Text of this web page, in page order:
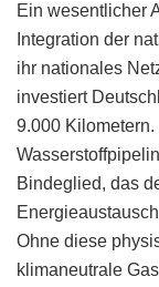
Ein wesentlicher
Integration der
ihr nationales
investiert
9.000
Bindeglied, das
Ohne diese
klimaneutrale